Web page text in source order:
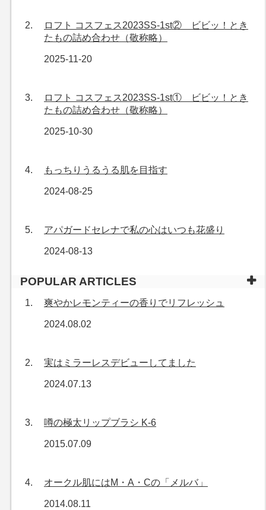
ロフト コスフェス2023SS-1st② ビビッ！とき
たもの詰め合わせ（敬称略）
2025-11-20
ロフト コスフェス2023SS-1st① ビビッ！とき
たもの詰め合わせ（敬称略）
2025-10-30
もっちりうるうる肌を目指す
2024-08-25
アパガードセレナで私の心はいつも花盛り
2024-08-13
POPULAR ARTICLES
爽やかレモンティーの香りでリフレッシュ
2024.08.02
実はミラーレスデビューしてました
2024.07.13
噂の極太リップブラシ K-6
2015.07.09
オークル肌にはM・A・Cの「メルバ」
2014.08.11